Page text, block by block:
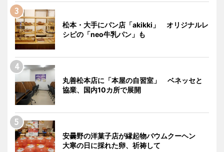
松本・大手にパン店「akikki」 オリジナルレ
シピの「neo牛乳パン」も
丸善松本店に「本屋の自習室」 ベネッセと
協業、国内10カ所で展開
安曇野の洋菓子店が縁起物バウムクーヘン
大寒の日に採れた卵、祈祷して